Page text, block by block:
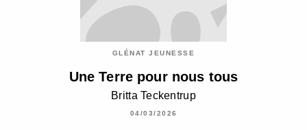
GLÉNAT JEUNESSE
Une Terre pour nous tous
Britta Teckentrup
04/03/2026